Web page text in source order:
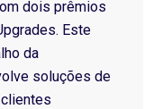
dois prêmios
Este
da
soluções de